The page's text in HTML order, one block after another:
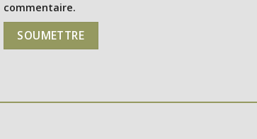
commentaire.